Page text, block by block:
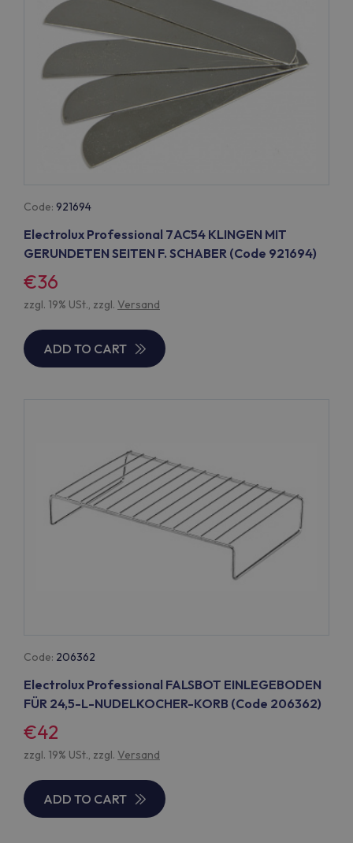
Code: 921694
Electrolux Professional 7AC54 KLINGEN MIT
GERUNDETEN SEITEN F. SCHABER (Code 921694)
€36
zzgl. 19% USt., zzgl. Versand
ADD TO CART
Code: 206362
Electrolux Professional FALSBOT EINLEGEBODEN
FÜR 24,5-L-NUDELKOCHER-KORB (Code 206362)
€42
zzgl. 19% USt., zzgl. Versand
ADD TO CART